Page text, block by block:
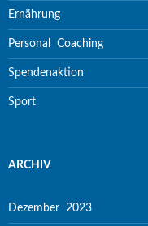
Ernährung
Personal Coaching
Spendenaktion
Sport
ARCHIV
Dezember 2023